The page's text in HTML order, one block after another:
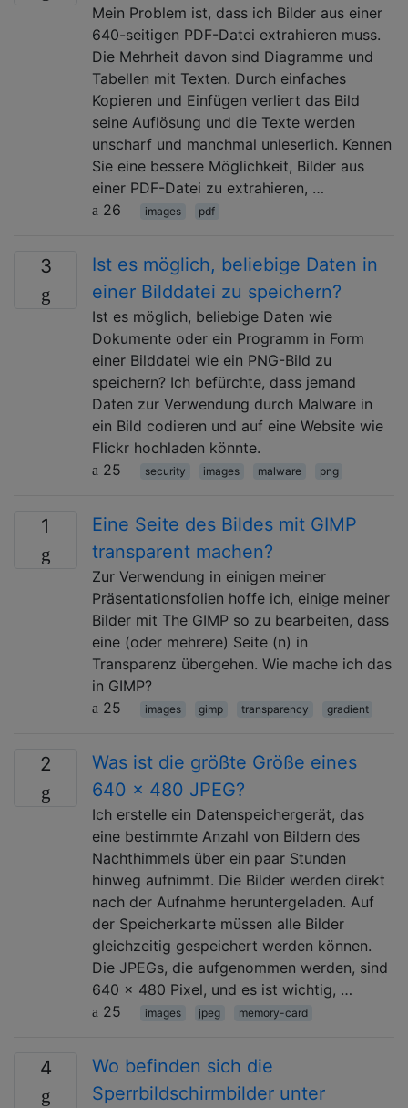
Mein Problem ist, dass ich Bilder aus einer
640-seitigen PDF-Datei extrahieren muss.
Die Mehrheit davon sind Diagramme und
Tabellen mit Texten. Durch einfaches
Kopieren und Einfügen verliert das Bild
seine Auflösung und die Texte werden
unscharf und manchmal unleserlich. Kennen
Sie eine bessere Möglichkeit, Bilder aus
einer PDF-Datei zu extrahieren, …
26
images pdf
3
Ist es möglich, beliebige Daten in
einer Bilddatei zu speichern?
Ist es möglich, beliebige Daten wie
Dokumente oder ein Programm in Form
einer Bilddatei wie ein PNG-Bild zu
speichern? Ich befürchte, dass jemand
Daten zur Verwendung durch Malware in
ein Bild codieren und auf eine Website wie
Flickr hochladen könnte.
25
security images malware png
1
Eine Seite des Bildes mit GIMP
transparent machen?
Zur Verwendung in einigen meiner
Präsentationsfolien hoffe ich, einige meiner
Bilder mit The GIMP so zu bearbeiten, dass
eine (oder mehrere) Seite (n) in
Transparenz übergehen. Wie mache ich das
in GIMP?
25
images gimp transparency gradient
2
Was ist die größte Größe eines
640 x 480 JPEG?
Ich erstelle ein Datenspeichergerät, das
eine bestimmte Anzahl von Bildern des
Nachthimmels über ein paar Stunden
hinweg aufnimmt. Die Bilder werden direkt
nach der Aufnahme heruntergeladen. Auf
der Speicherkarte müssen alle Bilder
gleichzeitig gespeichert werden können.
Die JPEGs, die aufgenommen werden, sind
640 x 480 Pixel, und es ist wichtig, …
25
images jpeg memory-card
4
Wo befinden sich die
Sperrbildschirmbilder unter